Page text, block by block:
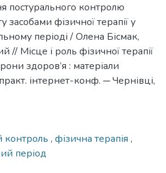
постурального контролю
засобами фізичної терапії у
періоді / Олена Бісмак,
Місце і роль фізичної терапії
здоров’я : матеріали
інтернет-конф. ─ Чернівці,
контроль , фізична терапія ,
період